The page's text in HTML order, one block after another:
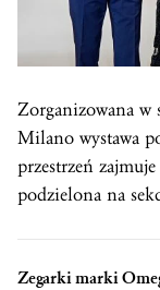
Zorganizowana w
Milano wystawa
przestrzeń
podzielona na
Zegarki marki